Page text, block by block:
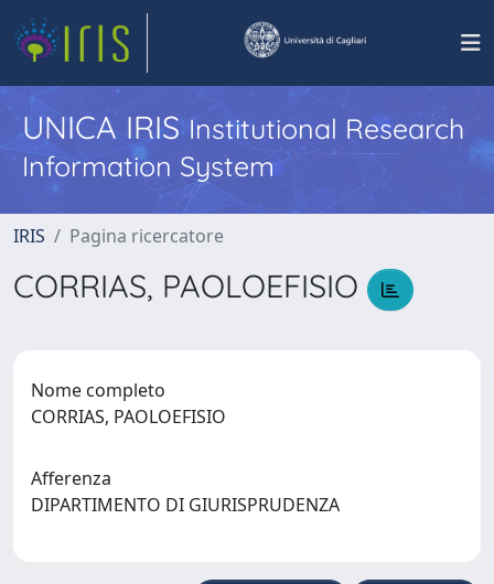
UNICA IRISInstitutional Research
Information System
IRIS Pagina ricercatore
CORRIAS, PAOLOEFISIO
Nome completo
CORRIAS, PAOLOEFISIO
Afferenza
DIPARTIMENTO DI GIURISPRUDENZA